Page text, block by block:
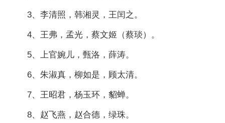
3、李清照，韩湘灵，王闰之。
4、王弗，孟光，蔡文姬（蔡琰）。
5、上官婉儿，甄洛，薛涛。
6、朱淑真，柳如是，顾太清。
7、王昭君，杨玉环，貂蝉。
8、赵飞燕，赵合德，绿珠。